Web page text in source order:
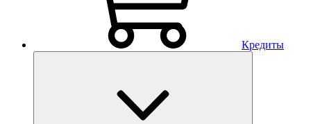
Кредиты